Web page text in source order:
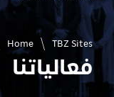
TBZ Sites
/
Home
فعالياتنا